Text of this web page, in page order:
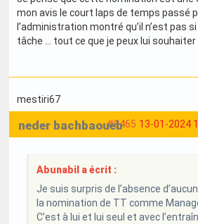
mon avis le court laps de temps passé
l’administration montré qu’il n’est pas
tâche … tout ce que je peux lui souhaiter
mestiri67
#8465 13-01-2024
neder bachbaoueb
Abunabil a écrit :
Je suis surpris de l’absence
la nomination de TT comme
C’est à lui et lui seul et avec